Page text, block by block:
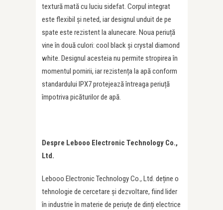
textură mată cu luciu sidefat. Corpul integrat
este flexibil și neted, iar designul unduit de pe
spate este rezistent la alunecare. Noua periuță
vine în două culori: cool black și crystal diamond
white. Designul acesteia nu permite stropirea în
momentul pornirii, iar rezistența la apă conform
standardului IPX7 protejează întreaga periuță
împotriva picăturilor de apă.
Despre Lebooo Electronic Technology Co.,
Ltd.
Lebooo Electronic Technology Co., Ltd. deține o
tehnologie de cercetare și dezvoltare, fiind lider
în industrie în materie de periuțe de dinți electrice